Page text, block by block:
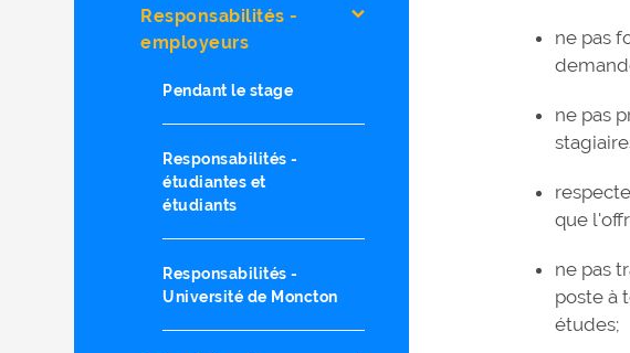
Responsabilités -
employeurs
Pendant le stage
Responsabilités -
étudiantes et
étudiants
Responsabilités -
Université de Moncton
ne pas
ne pas
que
ne pas
poste à
études;